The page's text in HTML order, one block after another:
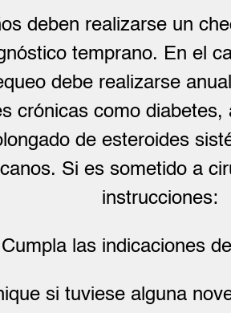
deben realizarse un
temprano. En el
debe realizarse
crónicas como
de esteroides
Si es sometido a
instrucciones:
Cumpla las indicaciones
si tuviese alguna